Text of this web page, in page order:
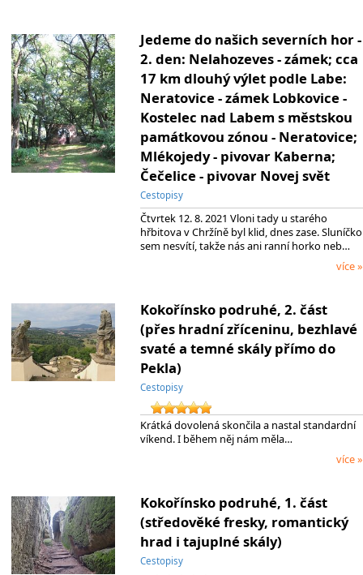
Jedeme do našich severních hor -
2. den: Nelahozeves - zámek; cca
17 km dlouhý výlet podle Labe:
Neratovice - zámek Lobkovice -
Kostelec nad Labem s městskou
památkovou zónou - Neratovice;
Mlékojedy - pivovar Kaberna;
Čečelice - pivovar Novej svět
Cestopisy
Čtvrtek 12. 8. 2021 Vloni tady u starého
hřbitova v Chržíně byl klid, dnes zase. Sluníčko
sem nesvítí, takže nás ani ranní horko neb…
více »
Kokořínsko podruhé, 2. část
(přes hradní zříceninu, bezhlavé
svaté a temné skály přímo do
Pekla)
Cestopisy
Krátká dovolená skončila a nastal standardní
víkend. I během něj nám měla…
více »
Kokořínsko podruhé, 1. část
(středověké fresky, romantický
hrad i tajuplné skály)
Cestopisy